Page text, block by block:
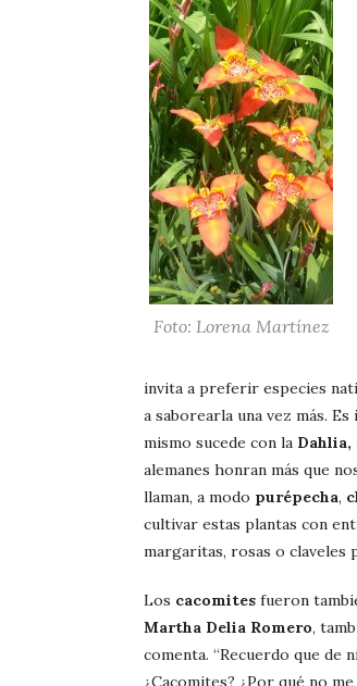
Foto: Lorena Martínez
invita a preferir especies
a saborearla una vez más.
mismo sucede con la Dahlia,
alemanes honran más que
llaman, a modo purépecha,
cultivar estas plantas con
margaritas, rosas o
Los cacomites fueron
Martha Delia Romero,
comenta. “Recuerdo que de
¿Cacomites? ¿Por qué no me